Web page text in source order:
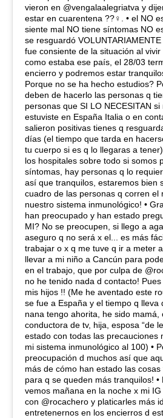
vieron en @vengalaalegriatva y
estar en cuarentena ??‍♀️. • el NO
siente mal NO tiene síntomas NO
se resguardó
fue consiente de la situación al
como estaba ese país, el 28/03
encierro y podremos estar
Porque no se ha hecho estudios?
deben de hacerlo las personas q
personas que SI LO NECESITAN
estuviste en España Italia o en
salieron positivas tienes q
días (el tiempo que tarda en
tu cuerpo si es q lo llegaras a
los hospitales sobre todo si somos
síntomas, hay personas q lo
así que tranquilos, estaremos bien
cuadro de las personas q corren el
nuestro sistema inmunológico! •
han preocupado y han estado
MI? No se preocupen, si llego a
aseguro q no será x el... es más
trabajar o x q me tuve q ir a meter
llevar a mi niño a Cancún para
en el trabajo, que por culpa de
no he tenido nada d contacto!
mis hijos !! (Me he aventado este
se fue a España y el tiempo q lleva
nana tengo ahorita, he sido mamá,
conductora de tv, hija, esposa “de
estado con todas las precauciones
mi sistema inmunológico al 100) •
preocupación d muchos así que
más de cómo han estado las
para q se queden más tranquilos!
vemos mañana en la noche x mi
con @rocachero y platicarles más
entretenernos en los encierros d